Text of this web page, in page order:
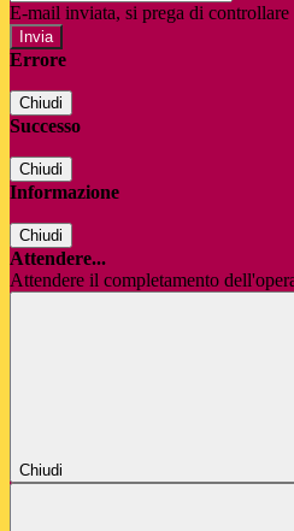
E-mail inviata, si prega di controllare
Errore
Chiudi
Successo
Chiudi
Informazione
Chiudi
Attendere...
Attendere il completamento
Chiudi